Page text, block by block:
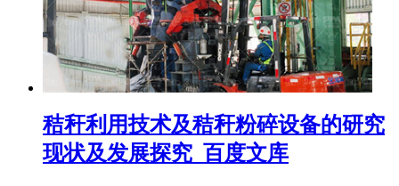
秸秆利用技术及秸秆粉碎设备的研究
现状及发展探究_百度文库